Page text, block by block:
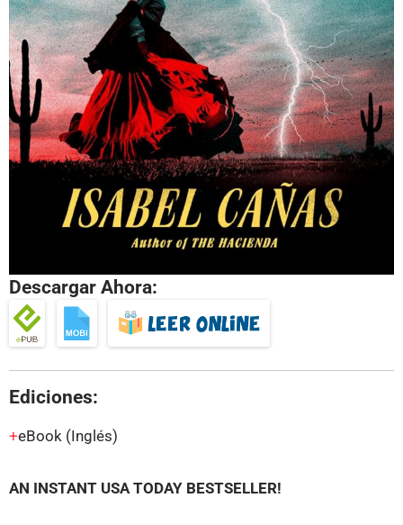
Descargar Ahora:
Ediciones:
eBook (Inglés)
AN INSTANT USA TODAY BESTSELLER!